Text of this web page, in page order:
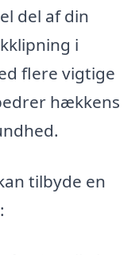
del af din
i
flere vigtige
hækkens
tilbyde en